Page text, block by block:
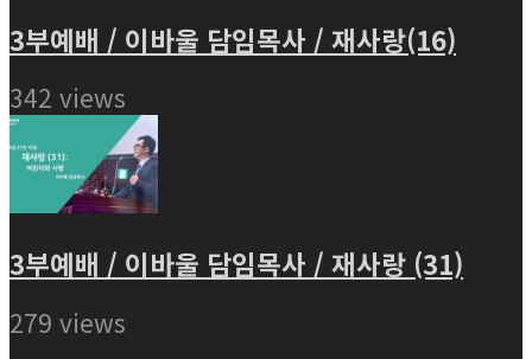
3부예배 / 이바울 담임목사 / 재사랑(16)
342 views
3부예배 / 이바울 담임목사 / 재사랑 (31)
279 views